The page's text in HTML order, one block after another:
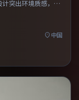
突出环境质感，使
一口气看完。
中国